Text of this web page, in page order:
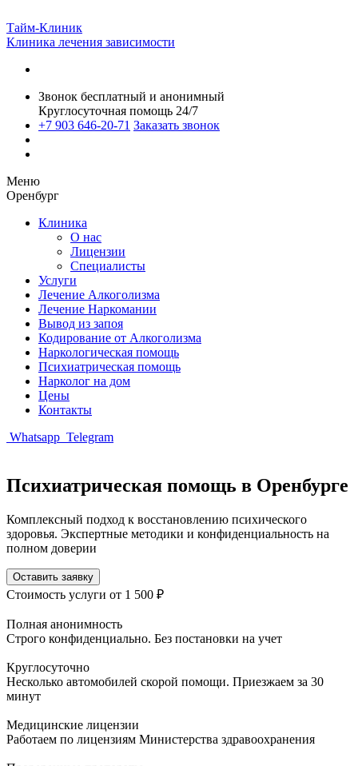
Тайм-Клиник
Клиника лечения зависимости
Звонок бесплатный и анонимный
Круглосуточная помощь 24/7
+7 903 646-20-71 Заказать звонок
Меню
Оренбург
Клиника
О нас
Лицензии
Специалисты
Услуги
Лечение Алкоголизма
Лечение Наркомании
Вывод из запоя
Кодирование от Алкоголизма
Наркологическая помощь
Психиатрическая помощь
Нарколог на дом
Цены
Контакты
Whatsapp Telegram
Психиатрическая помощь в Оренбурге
Комплексный подход к восстановлению психического
здоровья. Экспертные методики и конфиденциальность на
полном доверии
Оставить заявку
Стоимость услуги от 1 500 ₽
Полная анонимность
Строго конфиденциально. Без постановки на учет
Круглосуточно
Несколько автомобилей скорой помощи. Приезжаем за 30
минут
Медицинские лицензии
Работаем по лицензиям Министерства здравоохранения